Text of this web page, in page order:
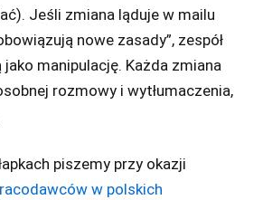
Jeśli zmiana ląduje w mailu
nowe zasady”, zespół
manipulację. Każda zmiana
rozmowy i wytłumaczenia,
piszemy przy okazji
w polskich